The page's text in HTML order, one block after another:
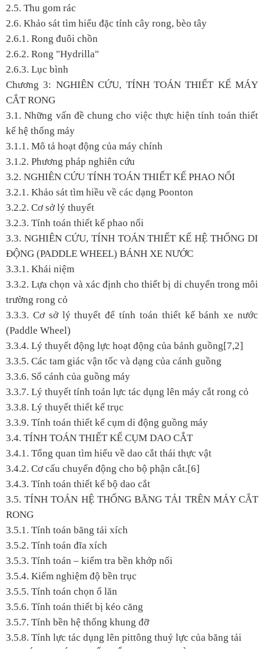
2.5. Thu gom rác
2.6. Khảo sát tìm hiểu đặc tính cây rong, bèo tây
2.6.1. Rong đuôi chồn
2.6.2. Rong "Hydrilla"
2.6.3. Lục bình
Chương 3: NGHIÊN CỨU, TÍNH TOÁN THIẾT KẾ MÁY
CẮT RONG
3.1. Những vấn đề chung cho việc thực hiện tính toán thiết
kế hệ thống máy
3.1.1. Mô tả hoạt động của máy chính
3.1.2. Phương pháp nghiên cứu
3.2. NGHIÊN CỨU TÍNH TOÁN THIẾT KẾ PHAO NỔI
3.2.1. Khảo sát tìm hiều về các dạng Poonton
3.2.2. Cơ sở lý thuyết
3.2.3. Tính toán thiết kế phao nổi
3.3. NGHIÊN CỨU, TÍNH TOÁN THIẾT KẾ HỆ THỐNG DI
ĐỘNG (PADDLE WHEEL) BÁNH XE NƯỚC
3.3.1. Khái niệm
3.3.2. Lựa chọn và xác định cho thiết bị di chuyển trong môi
trường rong cỏ
3.3.3. Cơ sở lý thuyết để tính toán thiết kế bánh xe nước
(Paddle Wheel)
3.3.4. Lý thuyết động lực hoạt động của bánh guồng[7,2]
3.3.5. Các tam giác vận tốc và dạng của cánh guồng
3.3.6. Số cánh của guồng máy
3.3.7. Lý thuyết tính toán lực tác dụng lên máy cắt rong cỏ
3.3.8. Lý thuyết thiết kế trục
3.3.9. Tính toán thiết kế cụm di động guồng máy
3.4. TÍNH TOÁN THIẾT KẾ CỤM DAO CẮT
3.4.1. Tổng quan tìm hiểu về dao cắt thái thực vật
3.4.2. Cơ cấu chuyển động cho bộ phận cắt.[6]
3.4.3. Tính toán thiết kế bộ dao cắt
3.5. TÍNH TOÁN HỆ THỐNG BĂNG TẢI TRÊN MÁY CẮT
RONG
3.5.1. Tính toán băng tải xích
3.5.2. Tính toán đĩa xích
3.5.3. Tính toán – kiểm tra bền khớp nối
3.5.4. Kiểm nghiệm độ bền trục
3.5.5. Tính toán chọn ổ lăn
3.5.6. Tính toán thiết bị kéo căng
3.5.7. Tính bền hệ thống khung đỡ
3.5.8. Tính lực tác dụng lên pittông thuỷ lực của băng tải